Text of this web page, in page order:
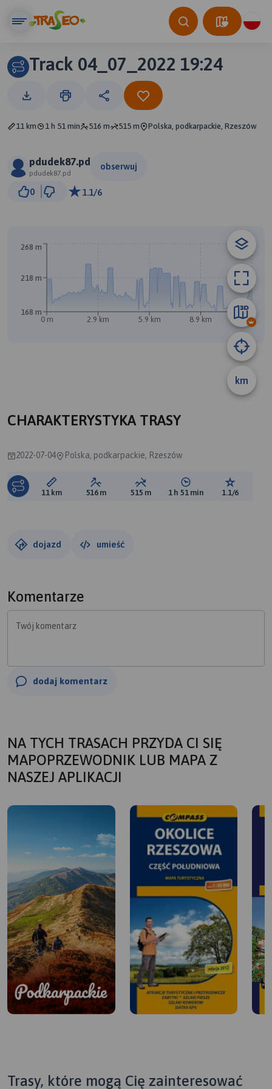
Track 04_07_2022 19:24
11 km 1 h 51 min 516 m 515 m Polska, podkarpackie, Rzeszów
pdudek87.pd
pdudek87.pd
obserwuj
0 1.1/6
km
0 m 2.9 km 5.9 km 8.9 km 11 km
168 m
218 m
268 m
CHARAKTERYSTYKA TRASY
2022-07-04 Polska, podkarpackie, Rzeszów
Długość trasy:
11 km Suma przewyższeń:
516 m Suma spadków:
515 m Średni czas potrzebny
1 h 51 min Ocena
1.1/6
dojazd umieść
Komentarze
Twój komentarz
dodaj komentarz
NA TYCH TRASACH PRZYDA CI SIĘ
MAPOPRZEWODNIK LUB MAPA Z
NASZEJ APLIKACJI
Trasy, które mogą Cię zainteresować